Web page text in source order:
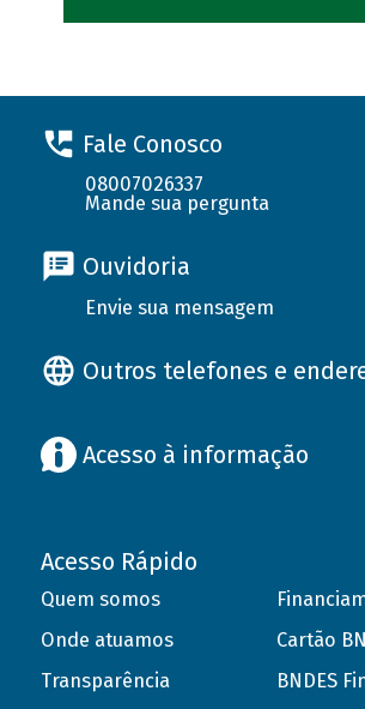
Fale Conosco
08007026337
Mande sua pergunta
Ouvidoria
Envie sua mensagem
Outros telefones e
Acesso à informação
Acesso Rápido
Quem somos
Onde atuamos
Transparência
Cartão
BNDES